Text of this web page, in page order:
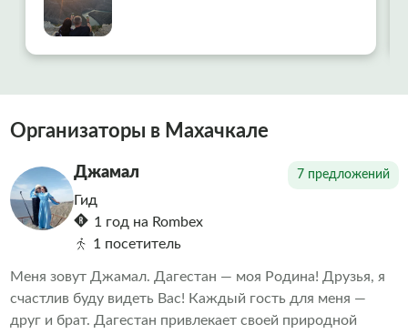
Она не просто профессионал высочайшего
класса, а человек, который искренне любит
свой край и умеет передать эту любовь
протяжении всей поездки. Что покорило
больше всего — она с легкостью
подстроилась под микроклимат и интересы
нашей разновозрастной семьи, была
возможность насладиться пейзажами и
получить глубокие знания. Отдельная
благодарность за кофе и закат. Спасибо
Организаторы в Махачкале
Джамал 7 предложений
Гид
1 год на Rombex
1 посетитель
Меня зовут Джамал. Дагестан — моя Родина! Друзья, я
счастлив буду видеть Вас! Каждый гость для меня —
друг и брат. Дагестан привлекает своей природной